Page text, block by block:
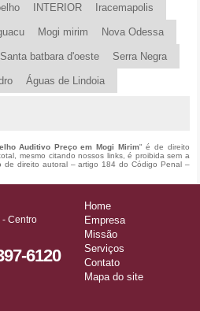
INTERIOR Iracemapolis
Mogi mirim Nova Odessa
Santa batbara d'oeste Serra Negra
Águas de Lindoia
Auditivo Preço em Mogi Mirim" é de direito
mesmo citando nossos links, é proibida sem a
de direito autoral – artigo 184 do Código Penal –
Centro
6120
Home
Empresa
Missão
Serviços
Contato
Mapa do site